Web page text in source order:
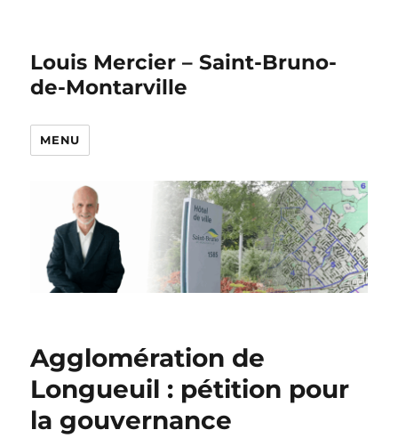
Louis Mercier – Saint-Bruno-
de-Montarville
MENU
Agglomération de
Longueuil : pétition pour
la gouvernance